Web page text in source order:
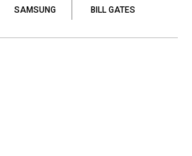
SAMSUNG BILL GATES